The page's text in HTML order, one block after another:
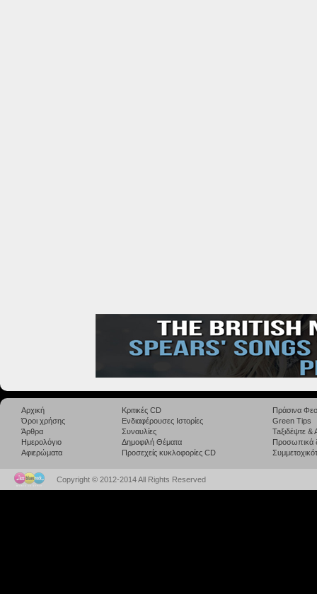
Αρχική
Όροι χρήσης
Άρθρα
Ημερολόγιο
Αφιερώματα
Κριτικές CD
Ενδιαφέρουσες Ιστορίες
Συναυλίες
Δημοφιλή Θέματα
Προσεχείς κυκλοφορίες CD
Πράσινα
Green Tips
Taξιδέψτε
Προσωπικά
Copyright © 2012-2014 All Rights Reserved